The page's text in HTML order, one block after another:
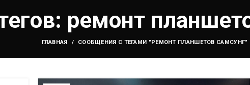
ремонт
ГЛАВНАЯ СООБЩЕНИЯ С ТЕГАМИ "РЕМОНТ ПЛАНШЕТОВ САМСУНГ"